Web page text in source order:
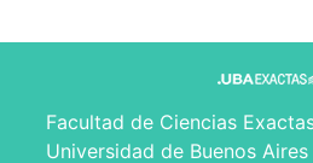
Facultad de Ciencias
Universidad de Buenos